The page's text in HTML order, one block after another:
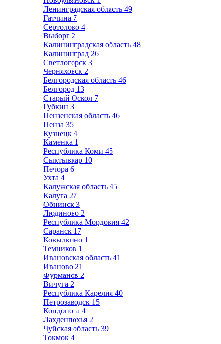
Ленинградская область 49
Гатчина 7
Сертолово 4
Выборг 2
Калининградская область 48
Калининград 26
Светлогорск 3
Черняховск 2
Белгородская область 46
Белгород 13
Старый Оскол 7
Губкин 3
Пензенская область 46
Пенза 35
Кузнецк 4
Каменка 1
Республика Коми 45
Сыктывкар 10
Печора 6
Ухта 4
Калужская область 45
Калуга 27
Обнинск 3
Людиново 2
Республика Мордовия 42
Саранск 17
Ковылкино 1
Темников 1
Ивановская область 41
Иваново 21
Фурманов 2
Вичуга 2
Республика Карелия 40
Петрозаводск 15
Кондопога 4
Лахденпохья 2
Чуйская область 39
Токмок 4